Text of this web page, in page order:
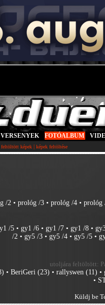
VERSENYEK FOTÓALBUM
képek | képek feltöltése
/2 •prológ /3 •prológ /4 •prológ
/5 •gy1 /6 •gy1 /7 •gy1 /8 •
/2 •gy5 /3 •gy5 /4 •gy5 /5 •
utoljára feltöltött:
•BeriGeri (23) •rallyswen (11) •
•
Küldj be